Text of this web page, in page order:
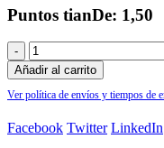
Puntos tianDe: 1,50
-
Añadir al carrito
Ver política de envíos y tiempos de
Facebook Twitter LinkedIn